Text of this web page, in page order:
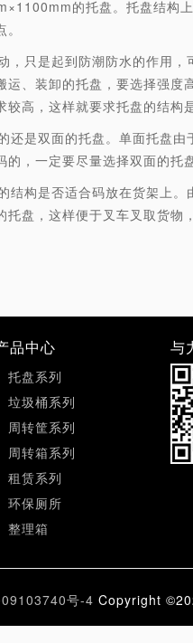
的托盘。托盘结构
是起到防潮防水的作用，
、装卸的托盘，要选择强度
高，这样就要求托盘的结构是
是双面的托盘。单面托盘由
，一定要尽量选择双面的托盘
构是否适合码放在货架上。
盘，这样便于叉车叉取货物
品中心
托盘系列
垃圾桶系列
周转筐系列
周转箱系列
租赁系列
环保厕所
整理箱
与
号-4 Copyright